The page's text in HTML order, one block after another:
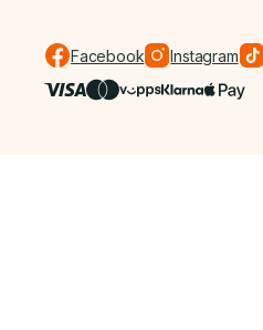
Facebook Instagram